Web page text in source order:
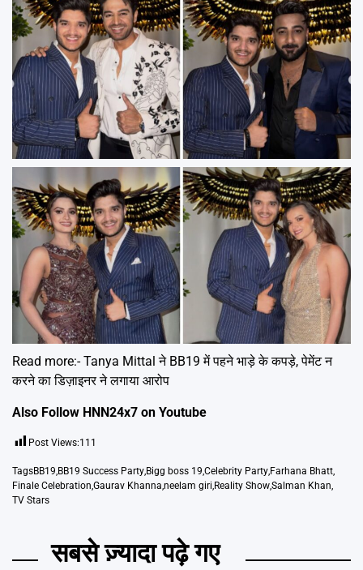
Read more:-Tanya Mittal ने BB19 में पहने भाड़े के कपड़े, पेमेंट न
करने का डिज़ाइनर ने लगाया आरोप
Also Follow HNN24x7 on Youtube
Post Views:111
TagsBB19,BB19 Success Party,Bigg boss 19,Celebrity Party,Farhana Bhatt,
Finale Celebration,Gaurav Khanna,neelam giri,Reality Show,Salman Khan,
TV Stars
सबसे ज़्यादा पढ़े गए